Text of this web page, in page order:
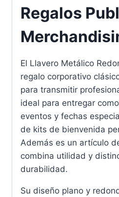
Regalos
El Llavero Metálico
regalo corporativo
para transmitir
ideal para entregar
eventos y fechas
de kits de bienvenida
Además es un artículo
combina utilidad y
durabilidad.
Su diseño plano y